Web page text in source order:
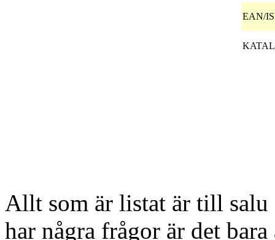
EAN/
Allt som är listat är till salu
har några frågor är det